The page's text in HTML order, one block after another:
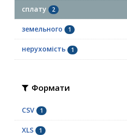
сплату 2
земельного 1
нерухомість 1
Формати
CSV 1
XLS 1